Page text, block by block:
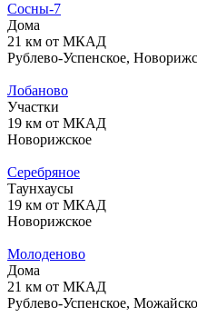
Сосны-7
Дома
21 км от МКАД
Рублево-Успенское,
Лобаново
Участки
19 км от МКАД
Новорижское
Серебряное
Таунхаусы
19 км от МКАД
Новорижское
Молоденово
Дома
21 км от МКАД
Рублево-Успенское,